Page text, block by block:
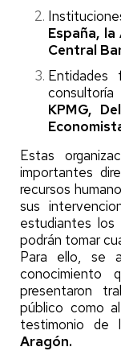
España,
Central
Entidades
KPMG,
Estas
importantes
recursos
sus
estudiantes los
podrán tomar
Para ello, se
conocimiento
presentaron
público como
testimonio de
Aragón.